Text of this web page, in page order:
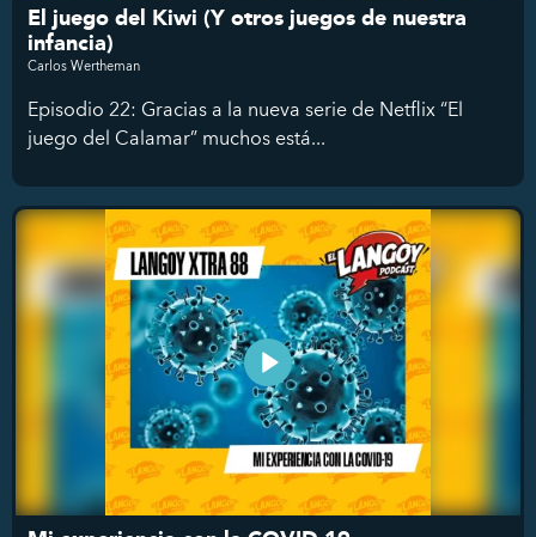
El juego del Kiwi (Y otros juegos de nuestra
infancia)
Carlos Wertheman
Episodio 22: Gracias a la nueva serie de Netflix “El
juego del Calamar” muchos está...